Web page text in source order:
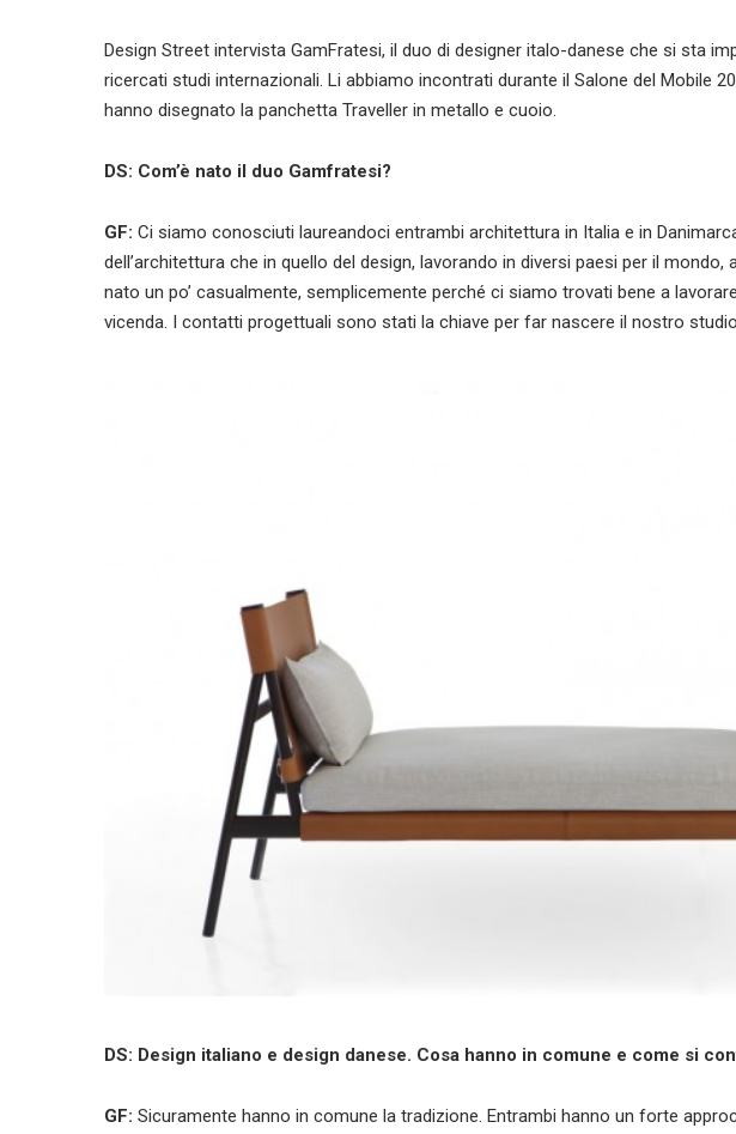
Design Street intervista GamFratesi, il duo di designer italo-danese che si sta
ricercati studi internazionali. Li abbiamo incontrati durante il Salone del Mobile
hanno disegnato la panchetta Traveller in metallo e cuoio.
DS: Com’è nato il duo Gamfratesi?
GF: Ci siamo conosciuti laureandoci entrambi architettura in Italia e in
dell’architettura che in quello del design, lavorando in diversi paesi per il
nato un po’ casualmente, semplicemente perché ci siamo trovati bene a
vicenda. I contatti progettuali sono stati la chiave per far nascere il nostro
DS: Design italiano e design danese. Cosa hanno in comune e come si
GF: Sicuramente hanno in comune la tradizione. Entrambi hanno un forte